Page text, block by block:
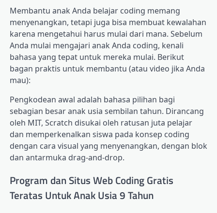
Membantu anak Anda belajar coding memang
menyenangkan, tetapi juga bisa membuat kewalahan
karena mengetahui harus mulai dari mana. Sebelum
Anda mulai mengajari anak Anda coding, kenali
bahasa yang tepat untuk mereka mulai. Berikut
bagan praktis untuk membantu (atau video jika Anda
mau):
Pengkodean awal adalah bahasa pilihan bagi
sebagian besar anak usia sembilan tahun. Dirancang
oleh MIT, Scratch disukai oleh ratusan juta pelajar
dan memperkenalkan siswa pada konsep coding
dengan cara visual yang menyenangkan, dengan blok
dan antarmuka drag-and-drop.
Program dan Situs Web Coding Gratis
Teratas Untuk Anak Usia 9 Tahun